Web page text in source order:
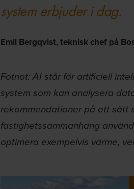
system erbjuder i dag.
Emil Bergqvist, teknisk chef på
Fotnot: AI står för artificiell
system som kan analysera
rekommendationer på ett sätt
fastighetssammanhang
optimera exempelvis värme,